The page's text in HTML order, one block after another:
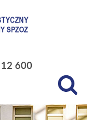
Rodziny SPZOZ
600